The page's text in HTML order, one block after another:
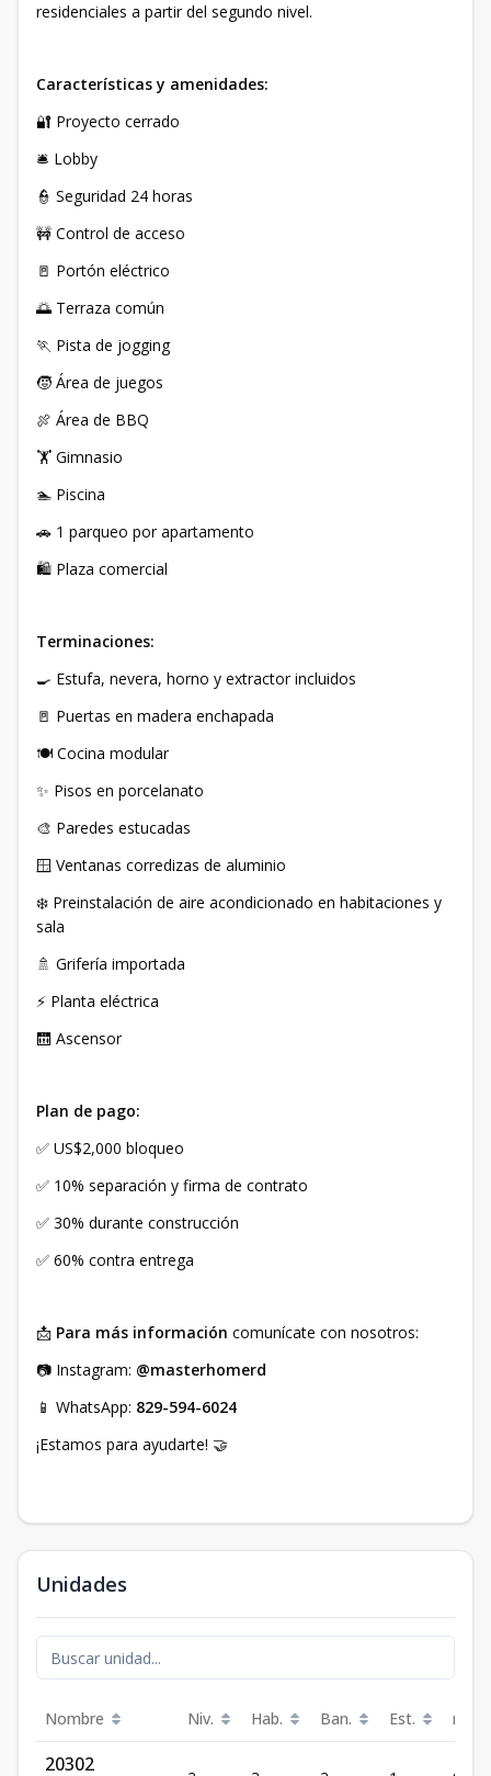
residenciales a partir del segundo nivel.
Características y amenidades:
🔐 Proyecto cerrado
🛎️ Lobby
👮 Seguridad 24 horas
🚧 Control de acceso
🚪 Portón eléctrico
🌅 Terraza común
🏃 Pista de jogging
🧒 Área de juegos
🍖 Área de BBQ
🏋️ Gimnasio
🏊 Piscina
🚗 1 parqueo por apartamento
🛍️ Plaza comercial
Terminaciones:
🍳 Estufa, nevera, horno y extractor incluidos
🚪 Puertas en madera enchapada
🍽️ Cocina modular
✨ Pisos en porcelanato
🎨 Paredes estucadas
🪟 Ventanas corredizas de aluminio
❄️ Preinstalación de aire acondicionado en habitaciones y
sala
🚿 Grifería importada
⚡ Planta eléctrica
🛗 Ascensor
Plan de pago:
✅ US$2,000 bloqueo
✅ 10% separación y firma de contrato
✅ 30% durante construcción
✅ 60% contra entrega
📩 Para más información comunícate con nosotros:
📷 Instagram: @masterhomerd
📱 WhatsApp: 829-594-6024
¡Estamos para ayudarte! 🤝
Unidades
Nombre Niv. Hab. Ban. Est. m²
20302